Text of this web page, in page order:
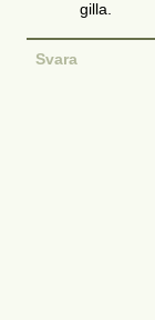
gilla.
Svara